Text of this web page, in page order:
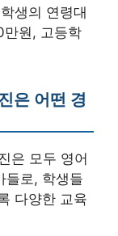
생의 연령대
원, 고등학
은 어떤 경
은 모두 영어
들로, 학생들
다양한 교육